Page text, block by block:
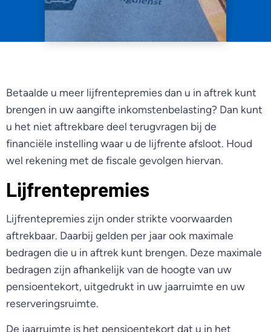
Betaalde u meer lijfrentepremies dan u in aftrek kunt
brengen in uw aangifte inkomstenbelasting? Dan kunt
u het niet aftrekbare deel terugvragen bij de
financiële instelling waar u de lijfrente afsloot. Houd
wel rekening met de fiscale gevolgen hiervan.
Lijfrentepremies
Lijfrentepremies zijn onder strikte voorwaarden
aftrekbaar. Daarbij gelden per jaar ook maximale
bedragen die u in aftrek kunt brengen. Deze maximale
bedragen zijn afhankelijk van de hoogte van uw
pensioentekort, uitgedrukt in uw jaarruimte en uw
reserveringsruimte.
De jaarruimte is het pensioentekort dat u in het